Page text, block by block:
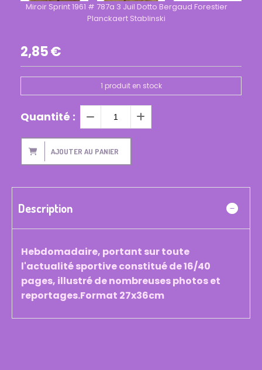
Miroir Sprint 1961 # 787a 3 Juil Dotto Bergaud Forestier
Planckaert Stablinski
2,85€
1 produit en stock
Quantité :
AJOUTER AU PANIER
Description
Hebdomadaire, portant sur toute
l'actualité sportive constitué de 16/40
pages, illustré de nombreuses photos et
reportages.Format 27x36cm